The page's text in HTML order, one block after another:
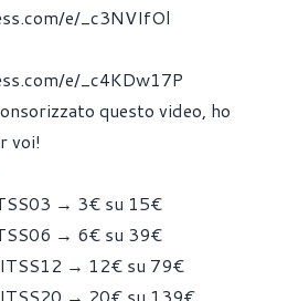
e/_c3NVIfOl
e/_c4KDw17P
questo video, ho
voi!
→ 3€ su 15€
→ 6€ su 39€
→ 12€ su 79€